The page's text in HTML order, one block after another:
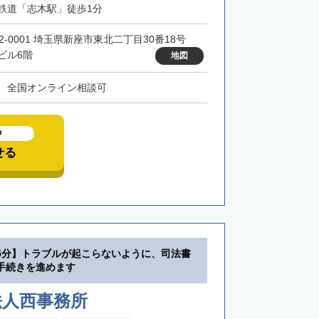
道「志木駅」徒歩1分
0001 埼玉県新座市東北二丁目30番18号
ル6階
地図
全国オンライン相談可
る
】トラブルが起こらないように、司法書
続きを進めます
西事務所